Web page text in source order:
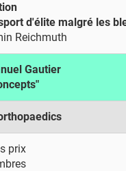
d'élite malgré les
Reichmuth
Gautier
prix